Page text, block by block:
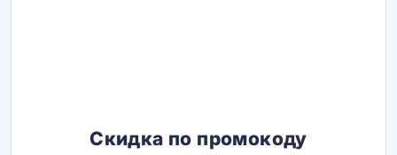
Скидка по промокоду